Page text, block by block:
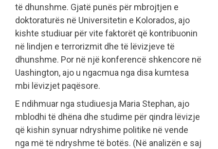
të dhunshme. Gjatë punës për mbrojtjen e
doktoraturës në Universitetin e Kolorados, ajo
kishte studiuar për vite faktorët që kontribuonin
në lindjen e terrorizmit dhe të lëvizjeve të
dhunshme. Por në një konferencë shkencore në
Uashington, ajo u ngacmua nga disa kumtesa
mbi lëvizjet paqësore.
E ndihmuar nga studiuesja Maria Stephan, ajo
mblodhi të dhëna dhe studime për qindra lëvizje
që kishin synuar ndryshime politike në vende
nga më të ndryshme të botës. (Në analizën e saj